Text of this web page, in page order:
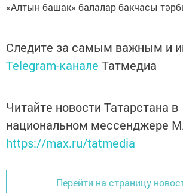
«Алтын башак» балалар бакчасы
Следите за самым важным и
Telegram-канале Татмедиа
Читайте новости Татарстана в
национальном мессенджере
https://max.ru/tatmedia
Перейти на страницу